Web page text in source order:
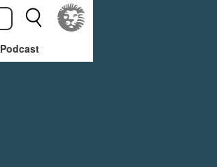
Podcast